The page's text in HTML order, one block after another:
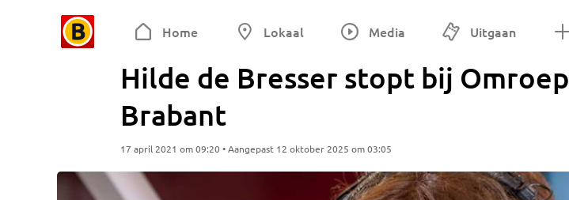
Home Lokaal Media Uitgaan
Hilde de Bresser stopt bij Omroep
Brabant
17 april 2021 om 09:20 • Aangepast 12 oktober 2025 om 03:05